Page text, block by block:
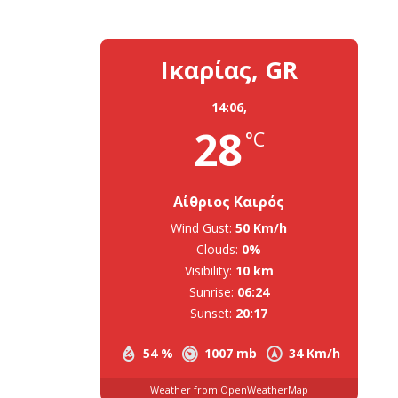
Ικαρίας, GR
14:06,
28°C
Αίθριος Καιρός
54 % 1007 mb 34 Km/h
Wind Gust: 50 Km/h
Clouds: 0%
Visibility: 10 km
Sunrise: 06:24
Sunset: 20:17
Weather from OpenWeatherMap